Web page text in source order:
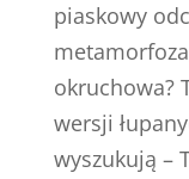
piaskowy
okruchowa?
wersji
wyszukują –